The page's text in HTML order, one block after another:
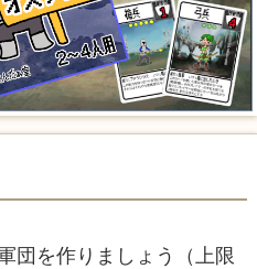
団を作りましょう（上限